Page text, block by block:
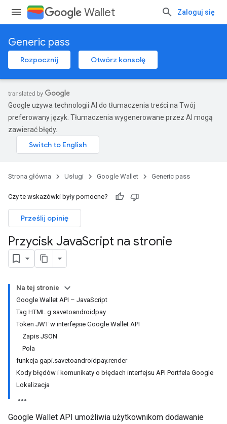
Wallet Zaloguj się
Generic pass
Rozpocznij Otwórz konsolę
Google używa technologii AI do tłumaczenia treści na Twój
preferowany język. Tłumaczenia wygenerowane przez AI mogą
zawierać błędy.
Strona główna Usługi Google Wallet Generic pass
Czy te wskazówki były pomocne?
Prześlij opinię
Przycisk JavaScript na stronie
Na tej stronie
Google Wallet API – JavaScript
Tag HTML g:savetoandroidpay
Token JWT w interfejsie Google Wallet API
Zapis JSON
Pola
funkcja gapi.savetoandroidpay.render
Kody błędów i komunikaty o błędach interfejsu API Portfela Google
Lokalizacja
Google Wallet API umożliwia użytkownikom dodawanie